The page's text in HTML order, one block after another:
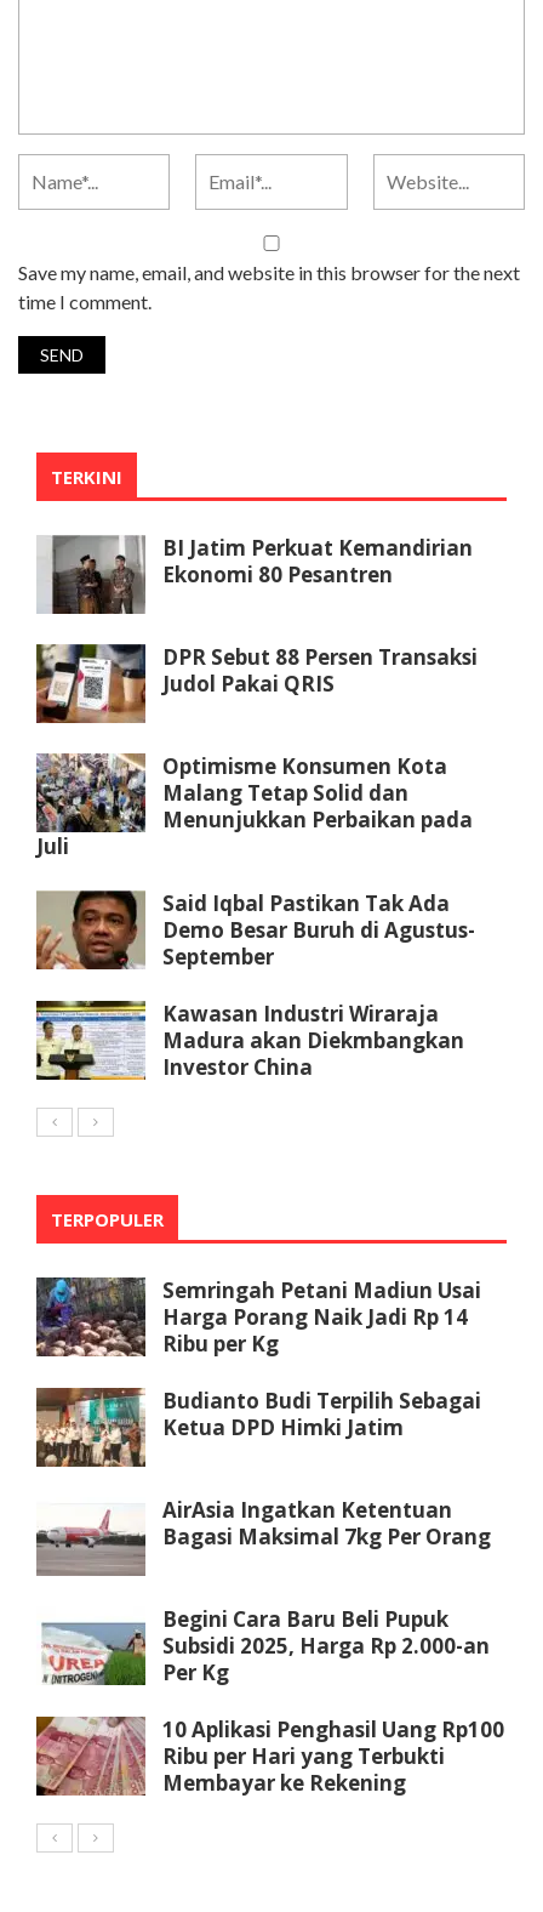
Save my name, email, and website in this browser for the next
time I comment.
TERKINI
BI Jatim Perkuat Kemandirian
Ekonomi 80 Pesantren
DPR Sebut 88 Persen Transaksi
Judol Pakai QRIS
Optimisme Konsumen Kota
Malang Tetap Solid dan
Menunjukkan Perbaikan pada
Juli
Said Iqbal Pastikan Tak Ada
Demo Besar Buruh di Agustus-
September
Kawasan Industri Wiraraja
Madura akan Diekmbangkan
Investor China
TERPOPULER
Semringah Petani Madiun Usai
Harga Porang Naik Jadi Rp 14
Ribu per Kg
Budianto Budi Terpilih Sebagai
Ketua DPD Himki Jatim
AirAsia Ingatkan Ketentuan
Bagasi Maksimal 7kg Per Orang
Begini Cara Baru Beli Pupuk
Subsidi 2025, Harga Rp 2.000-an
Per Kg
10 Aplikasi Penghasil Uang Rp100
Ribu per Hari yang Terbukti
Membayar ke Rekening